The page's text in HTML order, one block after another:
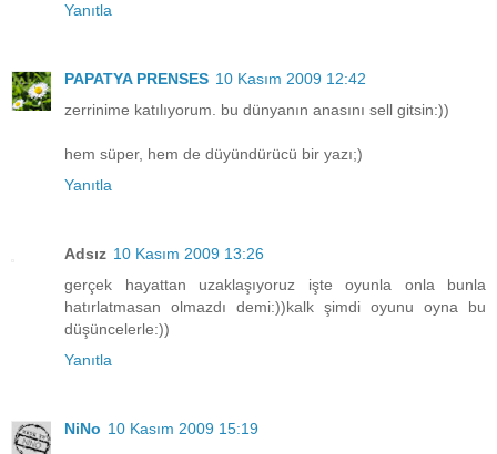
Yanıtla
PAPATYA PRENSES 10 Kasım 2009 12:42
zerrinime katılıyorum. bu dünyanın anasını sell gitsin:))
hem süper, hem de düyündürücü bir yazı;)
Yanıtla
Adsız 10 Kasım 2009 13:26
gerçek hayattan uzaklaşıyoruz işte oyunla onla bunla
hatırlatmasan olmazdı demi:))kalk şimdi oyunu oyna bu
düşüncelerle:))
Yanıtla
NiNo 10 Kasım 2009 15:19